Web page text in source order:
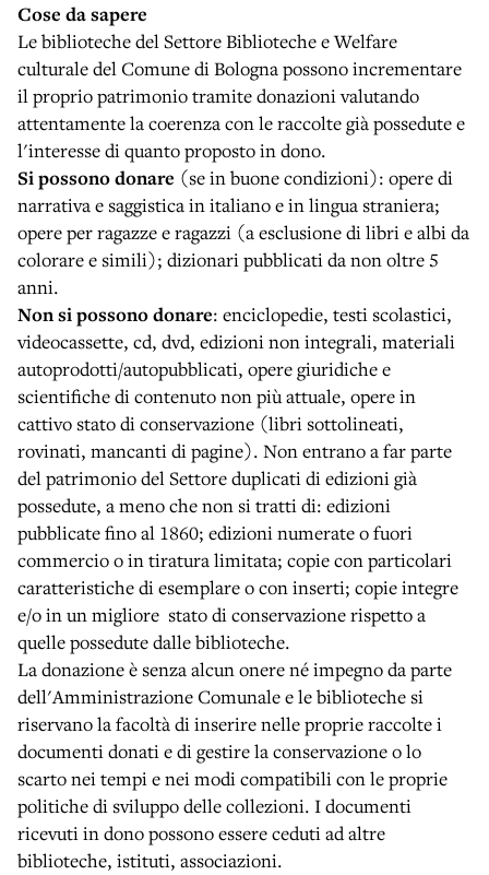
Cose da sapere
Le biblioteche del Settore Biblioteche e Welfare
culturale del Comune di Bologna possono incrementare
il proprio patrimonio tramite donazioni valutando
attentamente la coerenza con le raccolte già possedute e
l'interesse di quanto proposto in dono.
Si possono donare (se in buone condizioni): opere di
narrativa e saggistica in italiano e in lingua straniera;
opere per ragazze e ragazzi (a esclusione di libri e albi da
colorare e simili); dizionari pubblicati da non oltre 5
anni.
Non si possono donare: enciclopedie, testi scolastici,
videocassette, cd, dvd, edizioni non integrali, materiali
autoprodotti/autopubblicati, opere giuridiche e
scientifiche di contenuto non più attuale, opere in
cattivo stato di conservazione (libri sottolineati,
rovinati, mancanti di pagine). Non entrano a far parte
del patrimonio del Settore duplicati di edizioni già
possedute, a meno che non si tratti di: edizioni
pubblicate fino al 1860; edizioni numerate o fuori
commercio o in tiratura limitata; copie con particolari
caratteristiche di esemplare o con inserti; copie integre
e/o in un migliore stato di conservazione rispetto a
quelle possedute dalle biblioteche.
La donazione è senza alcun onere né impegno da parte
dell'Amministrazione Comunale e le biblioteche si
riservano la facoltà di inserire nelle proprie raccolte i
documenti donati e di gestire la conservazione o lo
scarto nei tempi e nei modi compatibili con le proprie
politiche di sviluppo delle collezioni. I documenti
ricevuti in dono possono essere ceduti ad altre
biblioteche, istituti, associazioni.